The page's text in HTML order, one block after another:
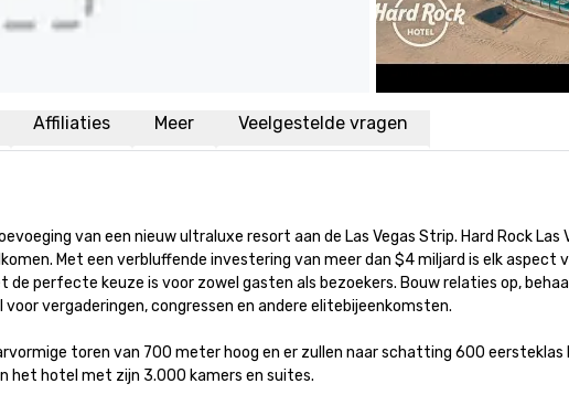
Affiliaties Meer Veelgestelde vragen
van een nieuw ultraluxe resort aan de Las Vegas Strip. Hard Rock
Met een verbluffende investering van meer dan $4 miljard is elk
perfecte keuze is voor zowel gasten als bezoekers. Bouw relaties op,
vergaderingen, congressen en andere elitebijeenkomsten.
toren van 700 meter hoog en er zullen naar schatting 600 eersteklas
het hotel met zijn 3.000 kamers en suites.